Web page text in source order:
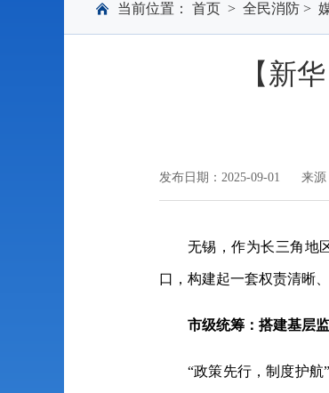
当前位置： 首页 > 全民消防 >
【新
发布日期：2025-09-01 来源
无锡，作为长三角地
口，构建起一套权责清晰
市级统筹： 搭建基层
“政策先行，制度护